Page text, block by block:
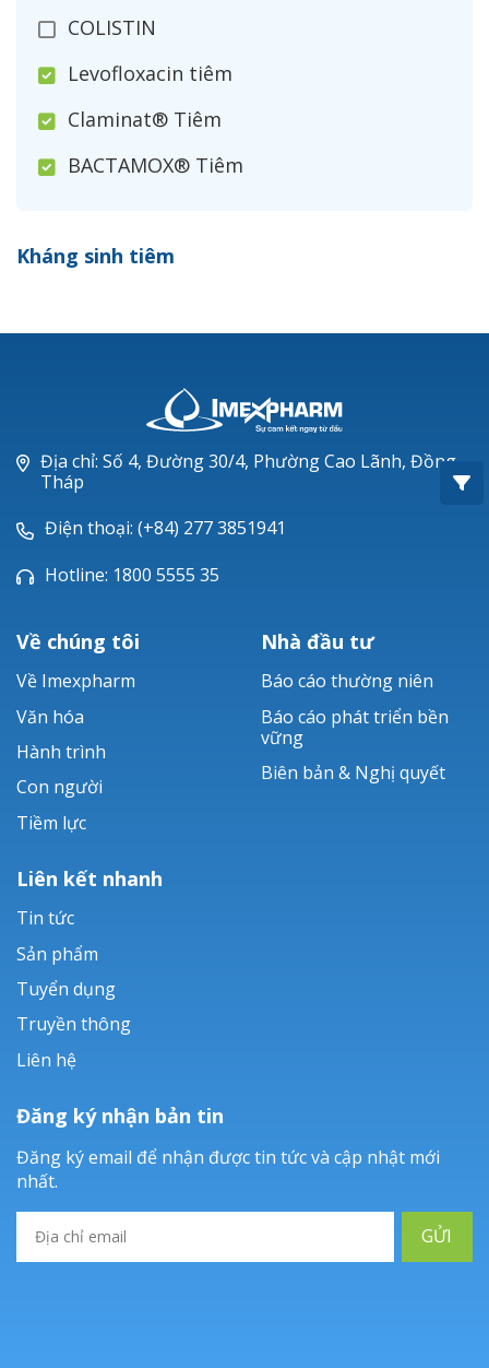
COLISTIN
Levofloxacin tiêm
Claminat® Tiêm
BACTAMOX® Tiêm
Ceftizoxim®
Piperacillin
Ticarlinat®
Zobacta®
Bacsulfo®
Kháng sinh tiêm
Địa chỉ: Số 4, Đường 30/4, Phường Cao Lãnh, Đồng
Tháp
Điện thoại: (+84) 277 3851941
Hotline: 1800 5555 35
Về chúng tôi
Về Imexpharm
Văn hóa
Hành trình
Con người
Tiềm lực
Nhà đầu tư
Báo cáo thường niên
Báo cáo phát triển bền
vững
Biên bản & Nghị quyết
Liên kết nhanh
Tin tức
Sản phẩm
Tuyển dụng
Truyền thông
Liên hệ
Đăng ký nhận bản tin
Đăng ký email để nhận được tin tức và cập nhật mới
nhất.
GỬI